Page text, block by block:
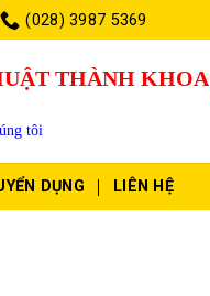
(028) 3987 5369
THÀNH KHOA
tôi
DỤNG LIÊN HỆ